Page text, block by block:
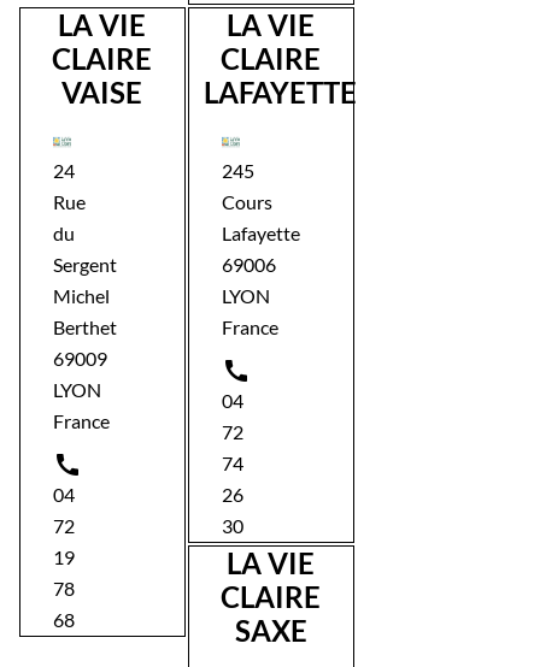
LA VIE
CLAIRE
VAISE
24
Rue
du
Sergent
Michel
Berthet
69009
LYON
France

04
72
19
78
68
LA VIE
CLAIRE
LAFAYETTE
245
Cours
Lafayette
69006
LYON
France

04
72
74
26
30
LA VIE
CLAIRE
SAXE